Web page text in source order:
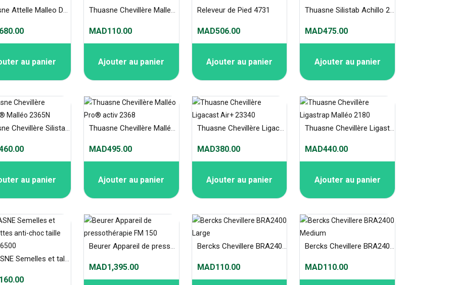
Thuasne Attelle Malleo Dynastab Boa 2351
au panier
Thuasne Chevillère Malleosoft® Junior 36001
MAD110.00
Ajouter au panier
Releveur de Pied 4731
MAD506.00
Ajouter au panier
Thuasne Silistab Achillo 2355
MAD475.00
Ajouter au panier
Thuasne Chevillère Silistab® Malléo 2365N
au panier
Thuasne Chevillère Malléo Pro® activ 2368
MAD495.00
Ajouter au panier
Thuasne Chevillère Ligacast Air+ 23340
MAD380.00
Ajouter au panier
Thuasne Chevillère Ligastrap Malléo 2180
MAD440.00
Ajouter au panier
THUASNE Semelles et talonnettes anti-choc taille 36-39 - 6500
Beurer Appareil de pressothérapie FM 150
MAD1,395.00
Bercks Chevillere BRA2400 Large
MAD110.00
Bercks Chevillere BRA2400 Medium
MAD110.00